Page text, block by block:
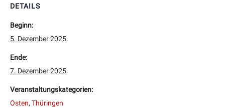
DETAILS
Beginn:
5. Dezember 2025
Ende:
7. Dezember 2025
Veranstaltungskategorien:
Osten, Thüringen